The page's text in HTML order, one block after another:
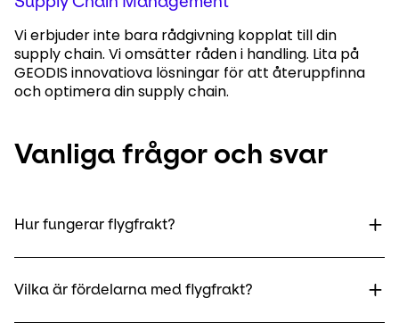
Vi erbjuder inte bara rådgivning kopplat till din
supply chain. Vi omsätter råden i handling. Lita på
GEODIS innovatiova lösningar för att återuppfinna
och optimera din supply chain.
Vanliga frågor och svar
Hur fungerar flygfrakt?
Vilka är fördelarna med flygfrakt?